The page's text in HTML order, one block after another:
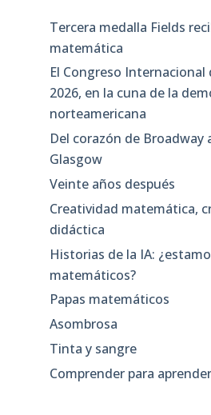
Tercera medalla Fields
matemática
El Congreso
2026, en la cuna de la
norteamericana
Del corazón de Broadway
Glasgow
Veinte años después
Creatividad matemática,
didáctica
Historias de la IA:
matemáticos?
Papas matemáticos
Asombrosa
Tinta y sangre
Comprender para aprender